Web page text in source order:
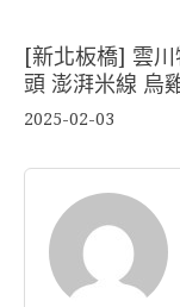
[新北板橋] 雲
頭 澎湃米線 烏
2025-02-03